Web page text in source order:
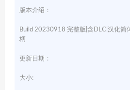
版本介绍：
Build 20230918 完整版|含DLC|汉化简
柄
更新日期：
大小: